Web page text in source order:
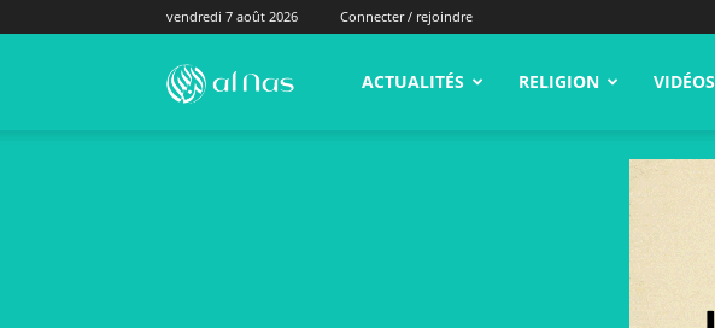
vendredi 7 août 2026 Connecter / rejoindre
alNas.fr ACTUALITÉS RELIGION VIDÉOS